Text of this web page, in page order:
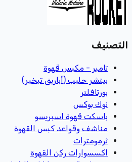
التصنيف
تامبر - مكبس قهوة
بيتشر حليب (أباريق تبخير)
بورتافلتر
نوك بوكس
باسكت قهوة اسبريسو
مناشف وقواعد كبس القهوة
ثرمومترات
اكسسوارات ركن القهوة